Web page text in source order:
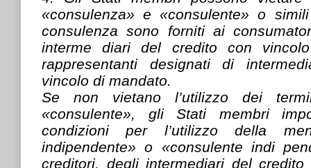
«consulenza» e «consulente» o
consulenza sono forniti ai
interme diari del credito con
rappresentanti designati di
vincolo di mandato.
Se non vietano l’utilizzo dei
«consulente», gli Stati membri
condizioni per l’utilizzo della
indipendente» o «consulente indi
creditori, degli intermediari del